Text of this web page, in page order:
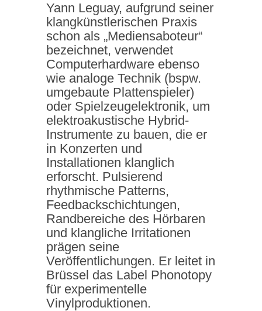
Yann Leguay, aufgrund seiner
klangkünstlerischen Praxis
schon als „Mediensaboteur“
bezeichnet, verwendet
Computerhardware ebenso
wie analoge Technik (bspw.
umgebaute Plattenspieler)
oder Spielzeugelektronik, um
elektroakustische Hybrid-
Instrumente zu bauen, die er
in Konzerten und
Installationen klanglich
erforscht. Pulsierend
rhythmische Patterns,
Feedbackschichtungen,
Randbereiche des Hörbaren
und klangliche Irritationen
prägen seine
Veröffentlichungen. Er leitet in
Brüssel das Label Phonotopy
für experimentelle
Vinylproduktionen.